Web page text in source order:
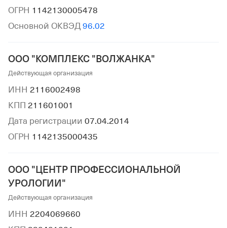
ОГРН 1142130005478
Основной ОКВЭД 96.02
ООО "КОМПЛЕКС "ВОЛЖАНКА"
Действующая организация
ИНН 2116002498
КПП 211601001
Дата регистрации 07.04.2014
ОГРН 1142135000435
ООО "ЦЕНТР ПРОФЕССИОНАЛЬНОЙ
УРОЛОГИИ"
Действующая организация
ИНН 2204069660